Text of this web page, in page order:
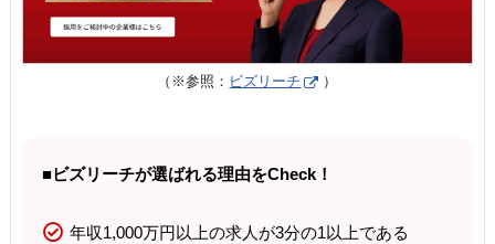
（※参照： ビズリーチ ）
■ビズリーチが選ばれる理由をCheck！
年収1,000万円以上の求人が3分の1以上である